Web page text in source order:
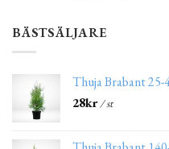
BÄSTSÄLJARE
Thuja Brabant 25-
28kr/ st